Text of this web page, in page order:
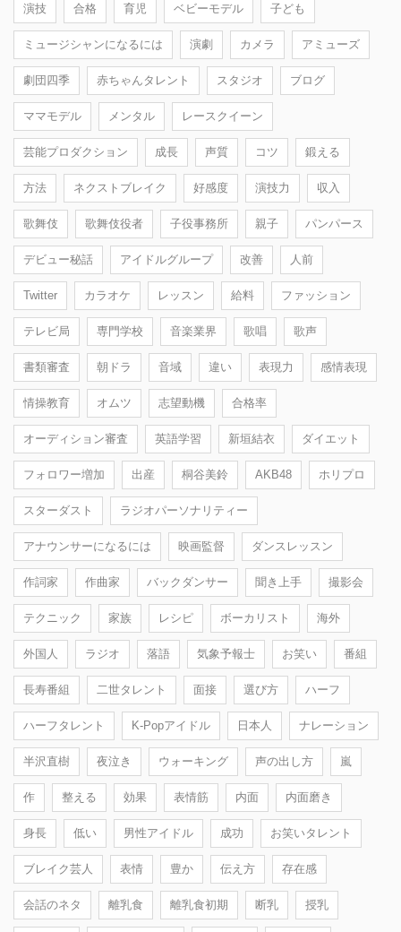
演技 合格 育児 ベビーモデル 子ども
ミュージシャンになるには 演劇 カメラ アミューズ
劇団四季 赤ちゃんタレント スタジオ ブログ
ママモデル メンタル レースクイーン
芸能プロダクション 成長 声質 コツ 鍛える
方法 ネクストブレイク 好感度 演技力 収入
歌舞伎 歌舞伎役者 子役事務所 親子 パンパース
デビュー秘話 アイドルグループ 改善 人前
Twitter カラオケ レッスン 給料 ファッション
テレビ局 専門学校 音楽業界 歌唱 歌声
書類審査 朝ドラ 音域 違い 表現力 感情表現
情操教育 オムツ 志望動機 合格率
オーディション審査 英語学習 新垣結衣 ダイエット
フォロワー増加 出産 桐谷美鈴 AKB48 ホリプロ
スターダスト ラジオパーソナリティー
アナウンサーになるには 映画監督 ダンスレッスン
作詞家 作曲家 バックダンサー 聞き上手 撮影会
テクニック 家族 レシピ ボーカリスト 海外
外国人 ラジオ 落語 気象予報士 お笑い 番組
長寿番組 二世タレント 面接 選び方 ハーフ
ハーフタレント K-Popアイドル 日本人 ナレーション
半沢直樹 夜泣き ウォーキング 声の出し方 嵐
作 整える 効果 表情筋 内面 内面磨き
身長 低い 男性アイドル 成功 お笑いタレント
ブレイク芸人 表情 豊か 伝え方 存在感
会話のネタ 離乳食 離乳食初期 断乳 授乳